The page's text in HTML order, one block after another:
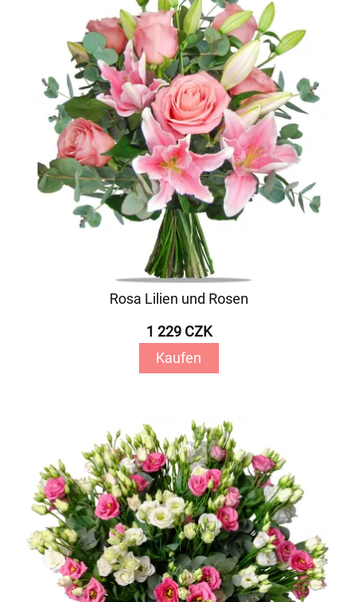
Rosa Lilien und Rosen
1 229 CZK
Kaufen